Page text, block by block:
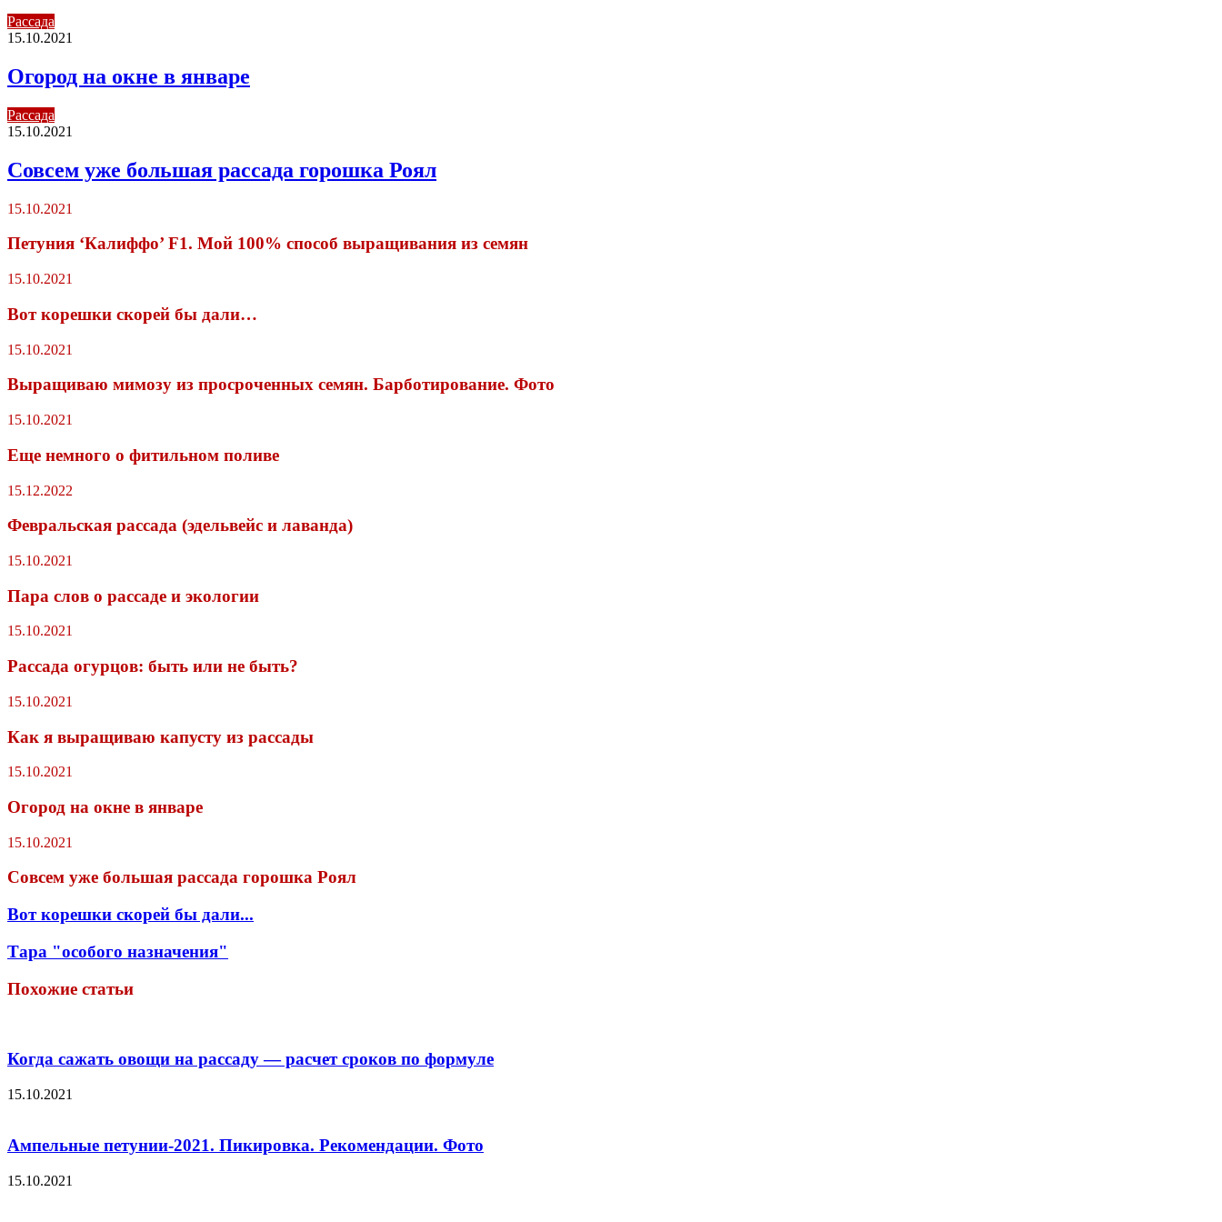
Рассада
15.10.2021
Огород на окне в январе
Рассада
15.10.2021
Совсем уже большая рассада горошка Роял
15.10.2021
Петуния ‘Калиффо’ F1. Мой 100% способ выращивания из семян
15.10.2021
Вот корешки скорей бы дали…
15.10.2021
Выращиваю мимозу из просроченных семян. Барботирование. Фото
15.10.2021
Еще немного о фитильном поливе
15.12.2022
Февральская рассада (эдельвейс и лаванда)
15.10.2021
Пара слов о рассаде и экологии
15.10.2021
Рассада огурцов: быть или не быть?
15.10.2021
Как я выращиваю капусту из рассады
15.10.2021
Огород на окне в январе
15.10.2021
Совсем уже большая рассада горошка Роял
Вот корешки скорей бы дали...
Тара "особого назначения"
Похожие статьи
Когда сажать овощи на рассаду — расчет сроков по формуле
15.10.2021
Ампельные петунии-2021. Пикировка. Рекомендации. Фото
15.10.2021